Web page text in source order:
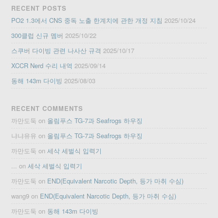
RECENT POSTS
PO2 1.3에서 CNS 중독 노출 한계치에 관한 개정 지침 2025/10/24
300클럽 신규 멤버 2025/10/22
스쿠버 다이빙 관련 나사산 규격 2025/10/17
XCCR Nerd 수리 내역 2025/09/14
동해 143m 다이빙 2025/08/03
RECENT COMMENTS
까만도둑 on 올림푸스 TG-7과 Seafrogs 하우징
냐냐유유 on 올림푸스 TG-7과 Seafrogs 하우징
까만도둑 on세삭 세벌식 입력기
... on세삭 세벌식 입력기
까만도둑 on END(Equivalent Narcotic Depth, 등가 마취 수심)
wang9 on END(Equivalent Narcotic Depth, 등가 마취 수심)
까만도둑 on 동해 143m 다이빙